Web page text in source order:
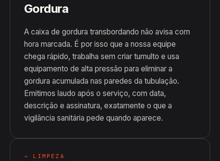
Gordura
A caixa de gordura transbordando não avisa com
hora marcada. É por isso que a nossa equipe
chega rápido, trabalha sem criar tumulto e usa
equipamento de alta pressão para eliminar a
gordura acumulada nas paredes da tubulação.
Emitimos laudo após o serviço, com data,
descrição e assinatura, exatamente o que a
vigilância sanitária pede quando aparece.
→ LIMPEZA